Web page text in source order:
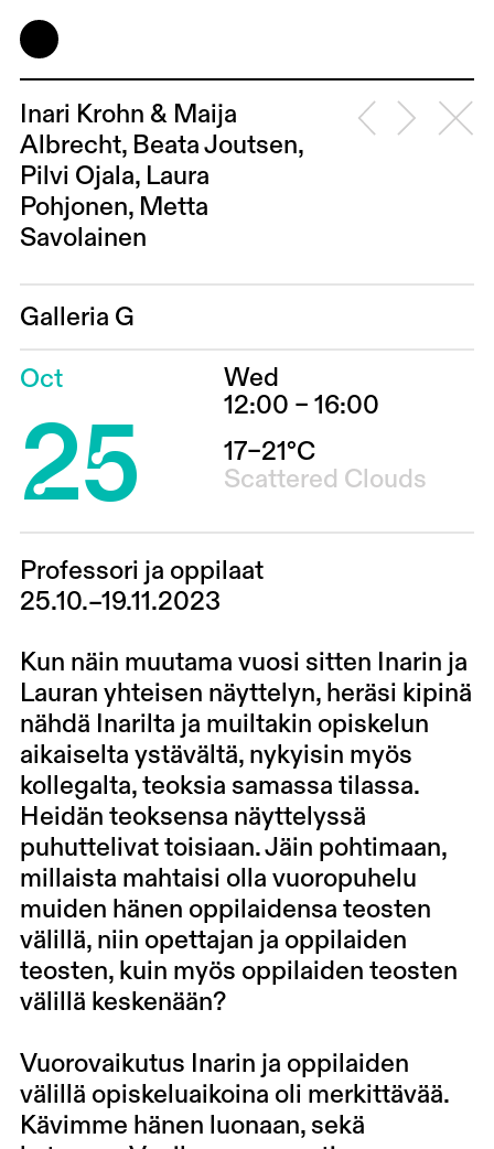
Inari Krohn & Maija
Albrecht, Beata Joutsen,
Pilvi Ojala, Laura
Pohjonen, Metta
Savolainen
Galleria G
Oct
25
Wed
12:00 – 16:00
17–21°C
Scattered Clouds
Professori ja oppilaat
25.10.–19.11.2023
Kun näin muutama vuosi sitten Inarin ja
Lauran yhteisen näyttelyn, heräsi kipinä
nähdä Inarilta ja muiltakin opiskelun
aikaiselta ystävältä, nykyisin myös
kollegalta, teoksia samassa tilassa.
Heidän teoksensa näyttelyssä
puhuttelivat toisiaan. Jäin pohtimaan,
millaista mahtaisi olla vuoropuhelu
muiden hänen oppilaidensa teosten
välillä, niin opettajan ja oppilaiden
teosten, kuin myös oppilaiden teosten
välillä keskenään?
Vuorovaikutus Inarin ja oppilaiden
välillä opiskeluaikoina oli merkittävää.
Kävimme hänen luonaan, sekä